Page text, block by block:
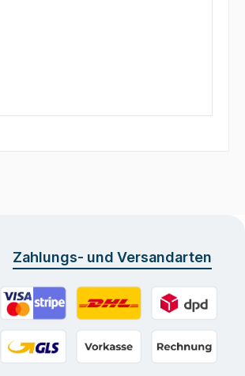
Zahlungs- und Versandarten
Online zahlenDHL - 5.99€DPD -